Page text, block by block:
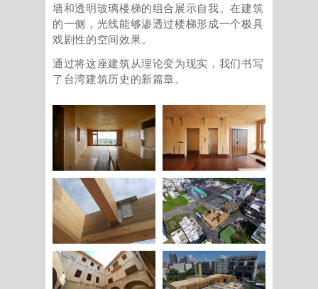
墙和透明玻璃楼梯的组合展示自我。在建筑
的一侧，光线能够渗透过楼梯形成一个极具
戏剧性的空间效果。
通过将这座建筑从理论变为现实，我们书写
了台湾建筑历史的新篇章。